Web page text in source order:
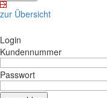
zur Übersicht
Login
Kundennummer
Passwort